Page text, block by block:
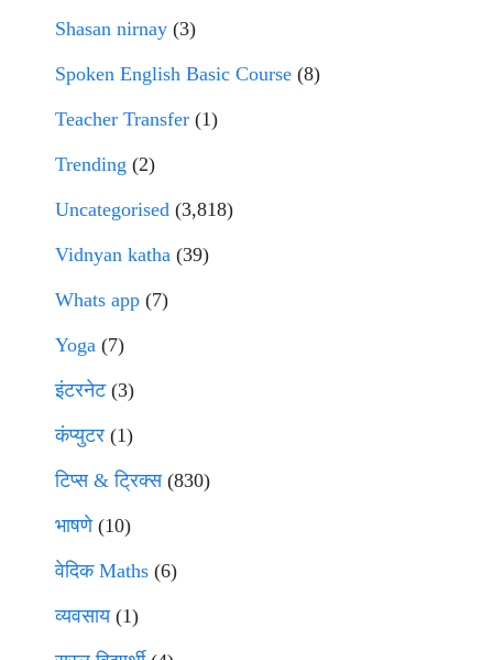
Shasan nirnay (3)
Spoken English Basic Course (8)
Teacher Transfer (1)
Trending (2)
Uncategorised (3,818)
Vidnyan katha (39)
Whats app (7)
Yoga (7)
इंटरनेट(3)
कंप्युटर (1)
टिप्स & ट्रिक्स(830)
भाषणे(10)
वेदिक Maths (6)
व्यवसाय(1)